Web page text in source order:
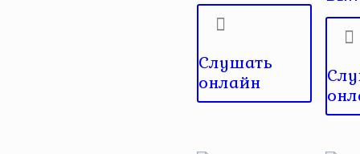
Слушать
онлайн